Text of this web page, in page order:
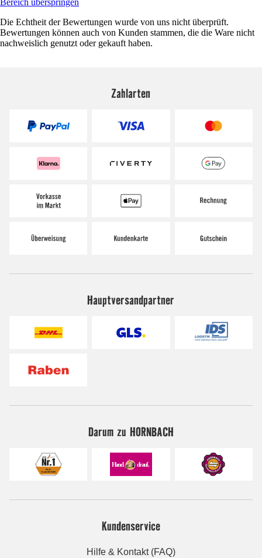
Bereich überspringen
Die Echtheit der Bewertungen wurde von uns nicht überprüft.
Bewertungen können auch von Kunden stammen, die die Ware nicht
nachweislich genutzt oder gekauft haben.
Zahlarten
Hauptversandpartner
Darum zu HORNBACH
Kundenservice
Hilfe & Kontakt (FAQ)